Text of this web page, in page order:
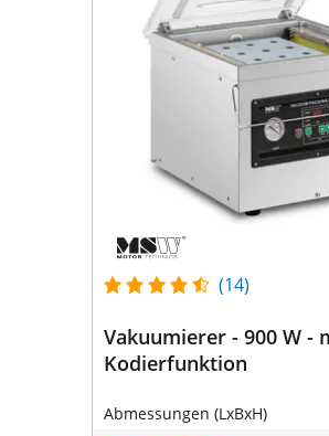
(14)
Vakuumierer - 900 W -
Kodierfunktion
Abmessungen (LxBxH)